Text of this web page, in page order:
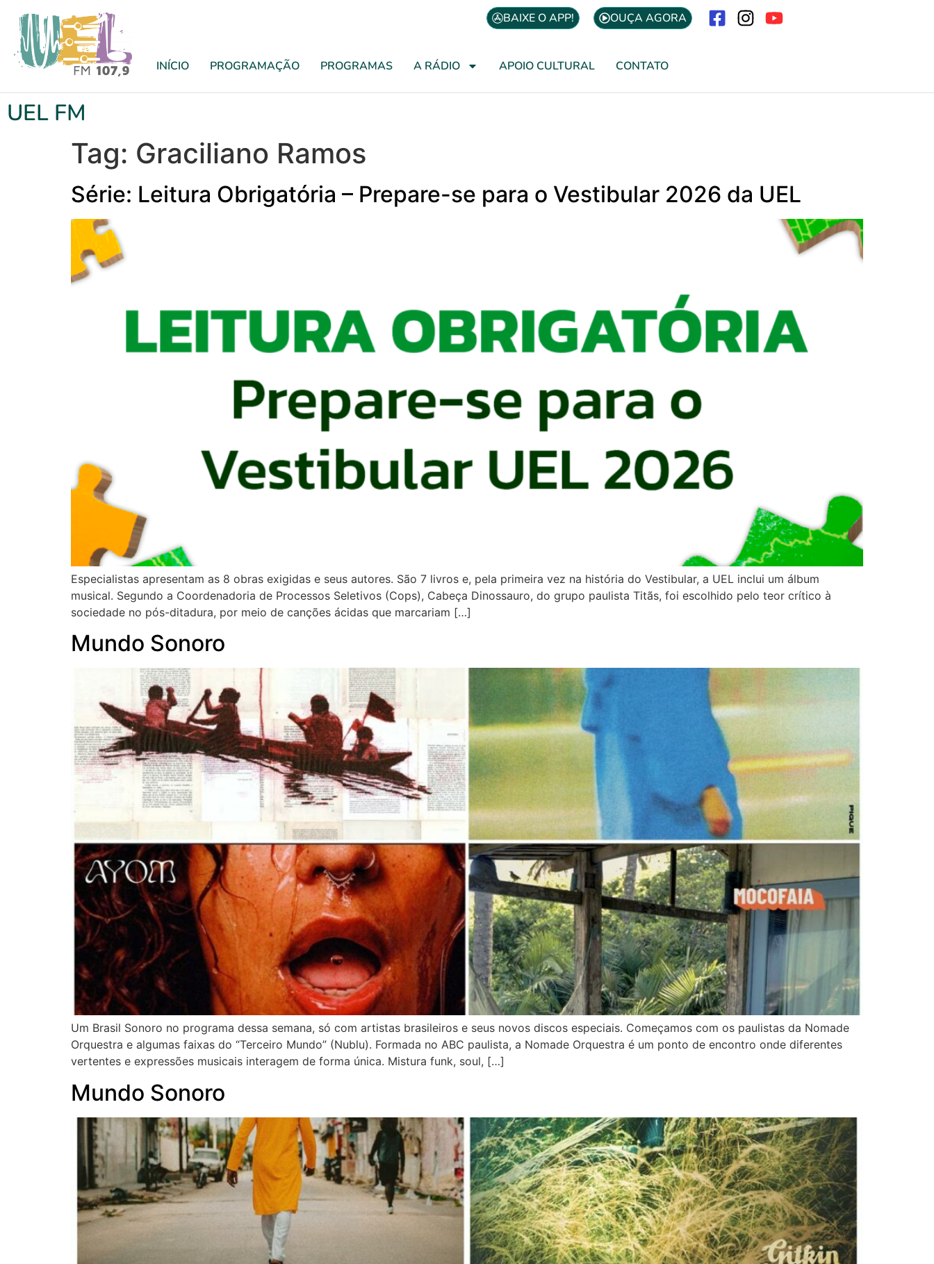
BAIXE O APP! OUÇA AGORA
INÍCIO PROGRAMAÇÃO PROGRAMAS A RÁDIO APOIO CULTURAL CONTATO
UEL FM
Tag: Graciliano Ramos
Série: Leitura Obrigatória – Prepare-se para o Vestibular 2026 da UEL
Especialistas apresentam as 8 obras exigidas e seus autores. São 7 livros e, pela primeira vez na história do Vestibular, a UEL inclui um álbum
musical. Segundo a Coordenadoria de Processos Seletivos (Cops), Cabeça Dinossauro, do grupo paulista Titãs, foi escolhido pelo teor crítico à
sociedade no pós-ditadura, por meio de canções ácidas que marcariam […]
Mundo Sonoro
Um Brasil Sonoro no programa dessa semana, só com artistas brasileiros e seus novos discos especiais. Começamos com os paulistas da Nomade
Orquestra e algumas faixas do “Terceiro Mundo” (Nublu). Formada no ABC paulista, a Nomade Orquestra é um ponto de encontro onde diferentes
vertentes e expressões musicais interagem de forma única. Mistura funk, soul, […]
Mundo Sonoro